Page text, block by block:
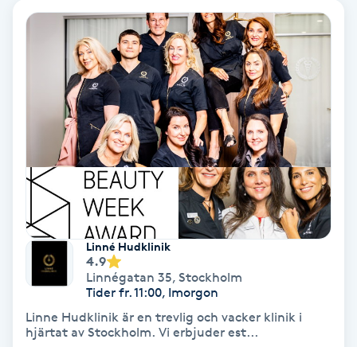
Eyeliner-tatuering
Face framing
Faceliftmassage
Fet hårbotten
Fettreducering
Fibromassage
Fillers
Linné Hudklinik
4.9
Linnégatan 35, Stockholm
Tider fr. 11:00, Imorgon
Linne Hudklinik är en trevlig och vacker klinik i
hjärtat av Stockholm. Vi erbjuder est...